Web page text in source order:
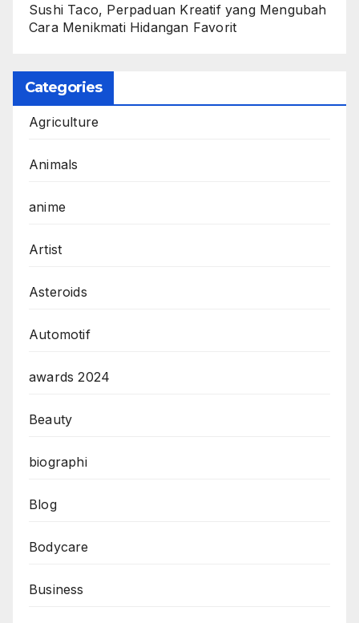
Sushi Taco, Perpaduan Kreatif yang Mengubah
Cara Menikmati Hidangan Favorit
Categories
Agriculture
Animals
anime
Artist
Asteroids
Automotif
awards 2024
Beauty
biographi
Blog
Bodycare
Business